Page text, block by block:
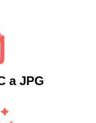
a JPG